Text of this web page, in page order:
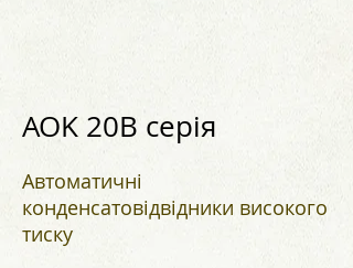
AOK 20B серія
Автоматичні
конденсатовідвідники високого
тиску